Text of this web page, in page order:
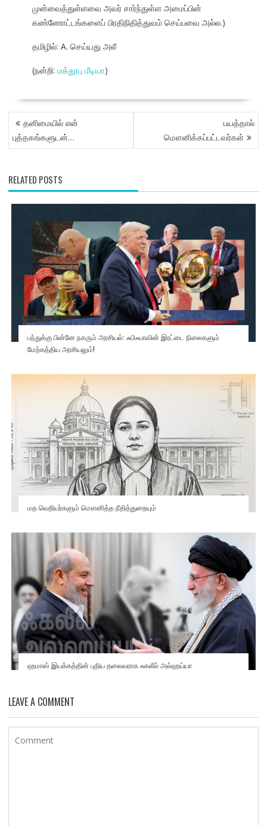
முன்வைத்துள்ளவை அவர் சார்ந்துள்ள அமைப்பின்
கண்ணோட்டங்களைப் பிரதிநிதித்துவம் செய்பவை அல்ல.)
தமிழில்: A. செய்யது அலீ
(நன்றி: மக்தூபு மீடியா)
POST
NAVIGATION
தனிமையில் என்
புத்தகங்களுடன்…
பயத்தால்
மௌனிக்கப்பட்டவர்கள்
RELATED POSTS
பந்துக்கு பின்னே நகரும் அரசியல்: ஃபிஃபாவின் இரட்டை நிலைகளும்
மேற்கத்திய அரசியலும்!
மத வெறியர்களும் மௌனித்த நீதித்துறையும்
ஹமாஸ் இயக்கத்தின் புதிய தலைவராக ஃகலீல் அல்ஹய்யா
LEAVE A COMMENT